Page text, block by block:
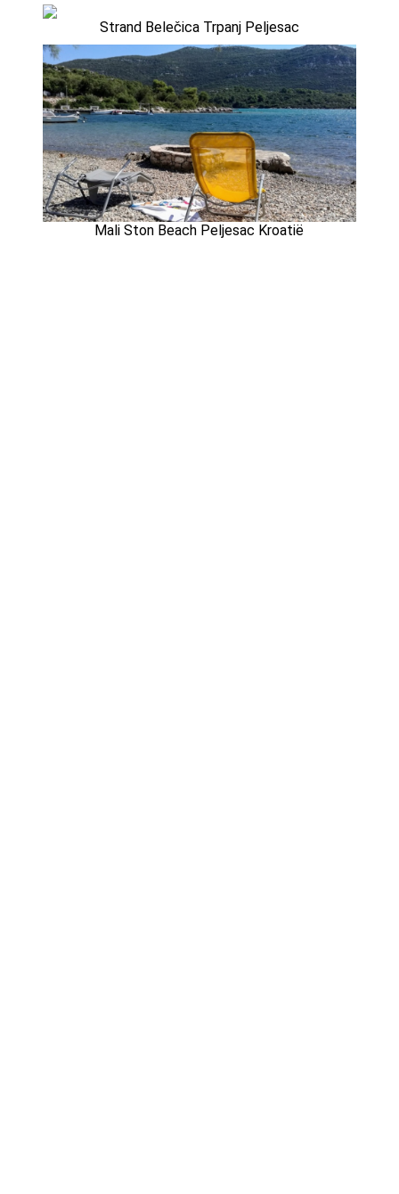
Strand Belečica Trpanj Peljesac
Mali Ston Beach Peljesac Kroatië